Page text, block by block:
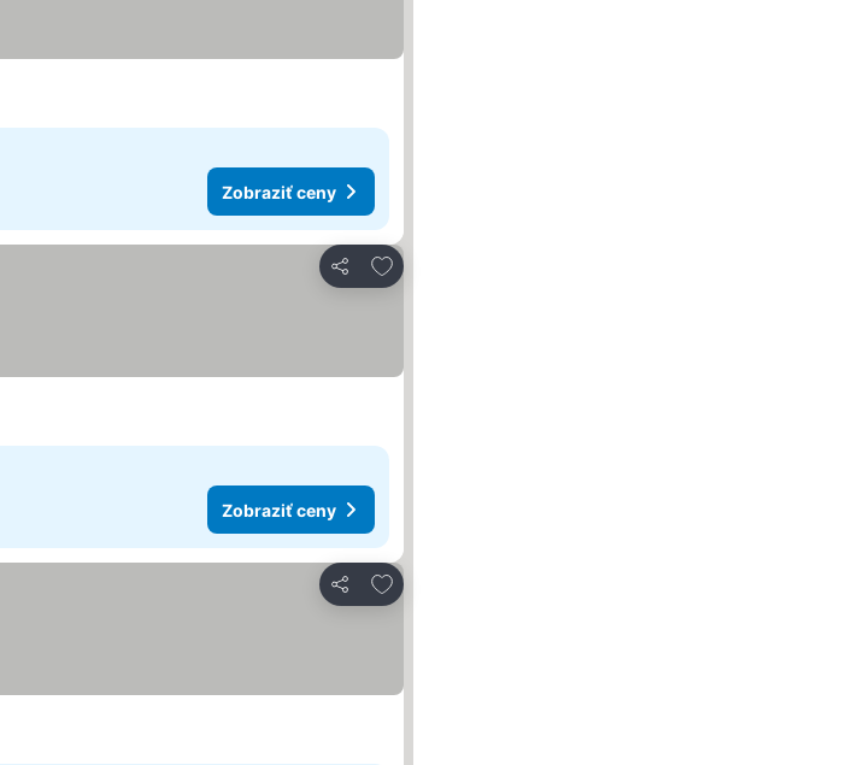
Zobraziť ceny
Zdieľať
Pridať do obľúbených
Zobraziť ceny
Zdieľať
Pridať do obľúbených